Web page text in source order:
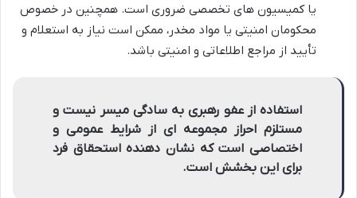
یا کمیسیون های تخصصی ضروری است. همچنین در خصوص
محکومان امنیتی یا مواد مخدر، ممکن است نیاز به استعلام و
تأیید از مراجع اطلاعاتی و امنیتی باشد.
استفاده از عفو رهبری به سادگی میسر نیست و
مستلزم احراز مجموعه ای از شرایط عمومی و
اختصاصی است که نشان دهنده استحقاق فرد
برای این بخشش است.